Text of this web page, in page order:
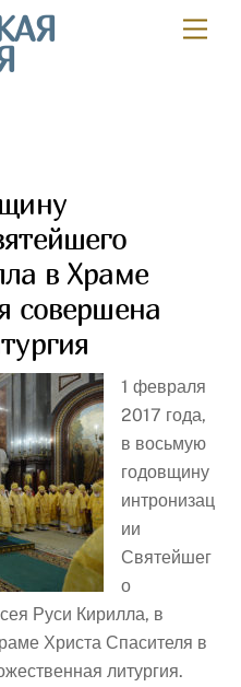
в Храме
совершена
1 февраля
2017 года,
в восьмую
годовщину
интронизац
ии
Святейшег
о
Руси Кирилла, в
Христа Спасителя в
литургия.